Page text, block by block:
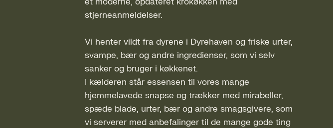
stjerneanmeldelser.
Vi henter vildt fra dyrene i Dyrehaven og friske urter,
svampe, bær og andre ingredienser, som vi selv
sanker og bruger i køkkenet.
I kælderen står essensen til vores mange
hjemmelavede snapse og trækker med mirabeller,
spæde blade, urter, bær og andre smagsgivere, som
vi serverer med anbefalinger til de mange gode ting